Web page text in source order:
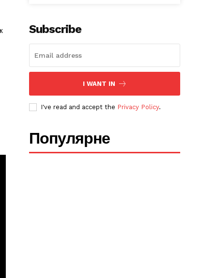
Subscribe
I WANT IN
I've read and accept the Privacy Policy.
Популярне